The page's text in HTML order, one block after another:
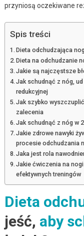
przyniosą oczekiwane
Spis treści
Dieta odchudzająca
Dieta na odchudzanie
Jakie są najczęstsze
Jak schudnąć z nóg,
redukcyjnej
Jak szybko
zalecenia
Jak schudnąć z nóg w
Jakie zdrowe nawyki
procesie odchudzania
Jaka jest rola
Jakie ćwiczenia na
efektywnych treningów
Dieta
jeść, aby